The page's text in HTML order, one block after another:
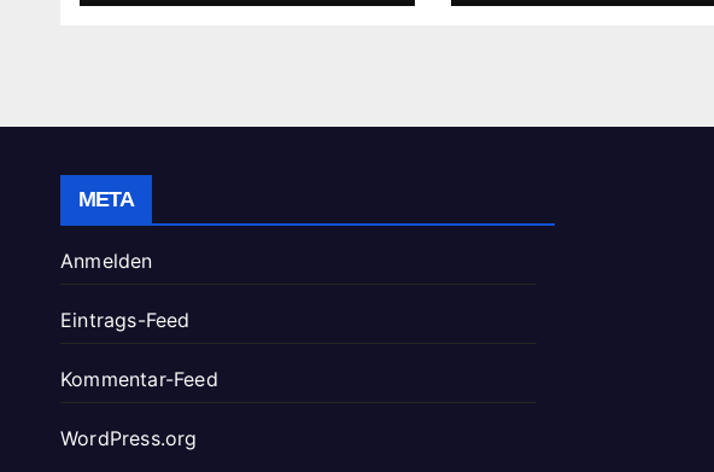
META
Anmelden
Eintrags-Feed
Kommentar-Feed
WordPress.org